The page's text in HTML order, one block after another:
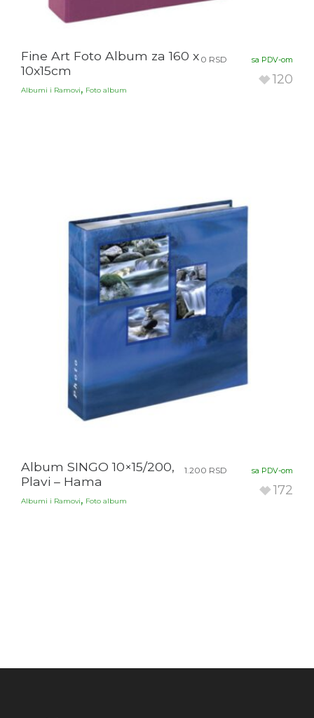
Fine Art Foto Album za 160 x
10x15cm
Albumi i Ramovi, Foto album
0 RSD sa PDV-om
120
Album SINGO 10×15/200,
Plavi – Hama
Albumi i Ramovi, Foto album
1.200 RSD sa PDV-om
172